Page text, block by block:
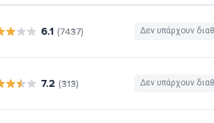
6.1 (7437) Δεν υπάρχουν
7.2 (313) Δεν υπάρχουν